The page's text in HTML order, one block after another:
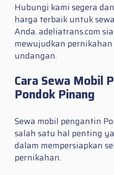
Hubungi kami segera
harga terbaik untuk
Anda. adeliatrans.com
mewujudkan
undangan.
Cara Sewa Mobil
Pondok Pinang
Sewa mobil pengantin
salah satu hal penting
dalam mempersiapkan
pernikahan.